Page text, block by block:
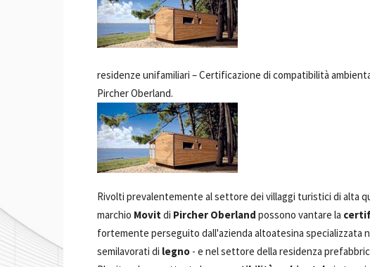
residenze unifamiliari –Certificazione di compatibilità
Pircher Oberland.
Rivolti prevalentemente al settore dei villaggi turistici di alta
marchio Movitdi Pircher Oberland possono vantare la
fortemente perseguito dall'azienda altoatesina specializzata
semilavorati di legno - e nel settore della residenza